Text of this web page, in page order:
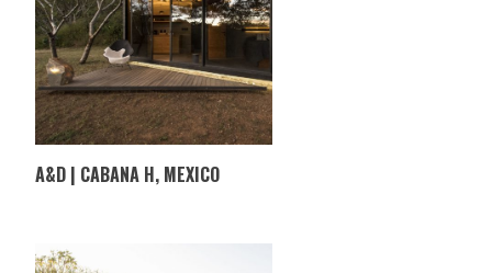
A&D | CABANA H, MEXICO